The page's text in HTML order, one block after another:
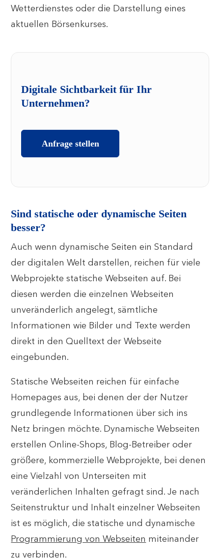
Wetterdienstes oder die Darstellung eines
aktuellen Börsenkurses.
Digitale Sichtbarkeit für Ihr
Unternehmen?
Anfrage stellen
Sind statische oder dynamische Seiten
besser?
Auch wenn dynamische Seiten ein Standard
der digitalen Welt darstellen, reichen für viele
Webprojekte statische Webseiten auf. Bei
diesen werden die einzelnen Webseiten
unveränderlich angelegt, sämtliche
Informationen wie Bilder und Texte werden
direkt in den Quelltext der Webseite
eingebunden.
Statische Webseiten reichen für einfache
Homepages aus, bei denen der der Nutzer
grundlegende Informationen über sich ins
Netz bringen möchte. Dynamische Webseiten
erstellen Online-Shops, Blog-Betreiber oder
größere, kommerzielle Webprojekte, bei denen
eine Vielzahl von Unterseiten mit
veränderlichen Inhalten gefragt sind. Je nach
Seitenstruktur und Inhalt einzelner Webseiten
ist es möglich, die statische und dynamische
Programmierung von Webseiten miteinander
zu verbinden.